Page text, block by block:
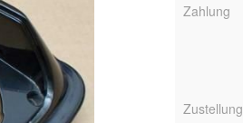
Zahlung
Zustellung